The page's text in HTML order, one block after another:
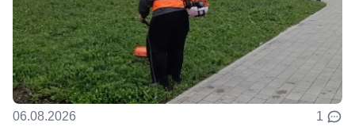
06.08.2026 1